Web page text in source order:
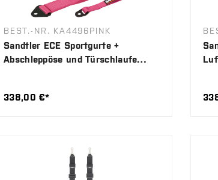
BEST.-NR. KA4496PINK
Sandtler ECE Sportgurte +
Abschleppöse und Türschlaufe
338,00 €*